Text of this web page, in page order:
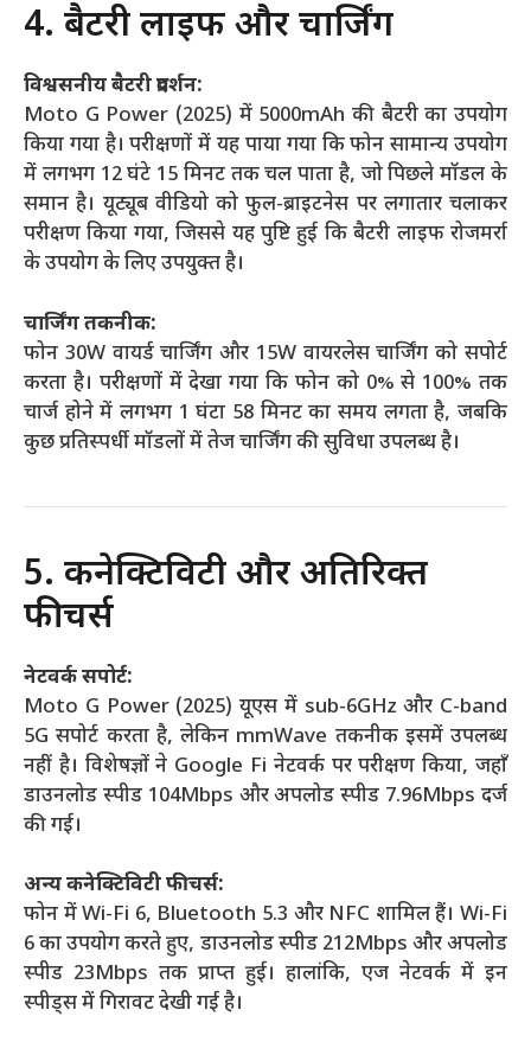
4. बैटरी लाइफ और चार्जिंग
विश्वसनीय बैटरी प्रदर्शन:
Moto G Power (2025) में 5000mAh की बैटरी का उपयोग
किया गया है। परीक्षणों में यह पाया गया कि फोन सामान्य उपयोग
में लगभग 12 घंटे 15 मिनट तक चल पाता है, जो पिछले मॉडल के
समान है। यूट्यूब वीडियो को फुल-ब्राइटनेस पर लगातार चलाकर
परीक्षण किया गया, जिससे यह पुष्टि हुई कि बैटरी लाइफ रोजमर्रा
के उपयोग के लिए उपयुक्त है।
चार्जिंग तकनीक:
फोन 30W वायर्ड चार्जिंग और 15W वायरलेस चार्जिंग को सपोर्ट
करता है। परीक्षणों में देखा गया कि फोन को 0% से 100% तक
चार्ज होने में लगभग 1 घंटा 58 मिनट का समय लगता है, जबकि
कुछ प्रतिस्पर्धी मॉडलों में तेज चार्जिंग की सुविधा उपलब्ध है।
5. कनेक्टिविटी और अतिरिक्त
फीचर्स
नेटवर्क सपोर्ट:
Moto G Power (2025) यूएस में sub-6GHz और C-band
5G सपोर्ट करता है, लेकिन mmWave तकनीक इसमें उपलब्ध
नहीं है। विशेषज्ञों ने Google Fi नेटवर्क पर परीक्षण किया, जहाँ
डाउनलोड स्पीड 104Mbps और अपलोड स्पीड 7.96Mbps दर्ज
की गई।
अन्य कनेक्टिविटी फीचर्स:
फोन में Wi-Fi 6, Bluetooth 5.3 और NFC शामिल हैं। Wi-Fi
6 का उपयोग करते हुए, डाउनलोड स्पीड 212Mbps और अपलोड
स्पीड 23Mbps तक प्राप्त हुई। हालांकि, एज नेटवर्क में इन
स्पीड्स में गिरावट देखी गई है।